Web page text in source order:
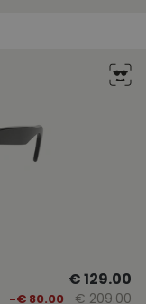
€ 129.00
-€ 80.00 € 209.00